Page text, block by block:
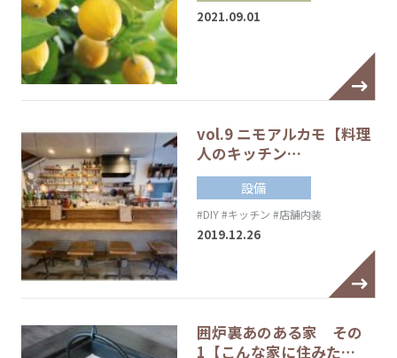
2021.09.01
vol.9 ニモアルカモ【料理
人のキッチン…
設備
#DIY#キッチン #店舗内装
2019.12.26
囲炉裏あのある家 その
1【こんな家に住みた…